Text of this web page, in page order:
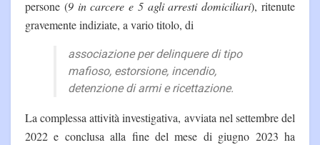
persone (9 in carcere e 5 agli arresti domiciliari), ritenute
gravemente indiziate, a vario titolo, di
associazione per delinquere di tipo
mafioso, estorsione, incendio,
detenzione di armi e ricettazione.
La complessa attività investigativa, avviata nel settembre del
2022 e conclusa alla fine del mese di giugno 2023 ha